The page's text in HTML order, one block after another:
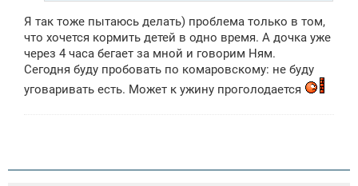
Я так тоже пытаюсь делать) проблема только в том,
что хочется кормить детей в одно время. А дочка уже
через 4 часа бегает за мной и говорим Ням.
Сегодня буду пробовать по комаровскому: не буду
уговаривать есть. Может к ужину проголодается